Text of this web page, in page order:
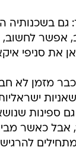
גם
אפשר לחשוב,
את סניפי
מזמן לא
ספינות
כאשר